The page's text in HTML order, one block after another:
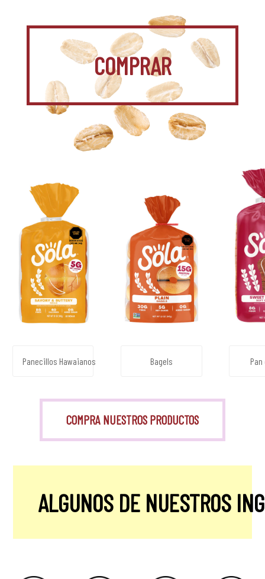
COMPRAR
Panecillos Hawaianos Bagels Pan
COMPRA NUESTROS PRODUCTOS
ALGUNOS DE NUESTROS